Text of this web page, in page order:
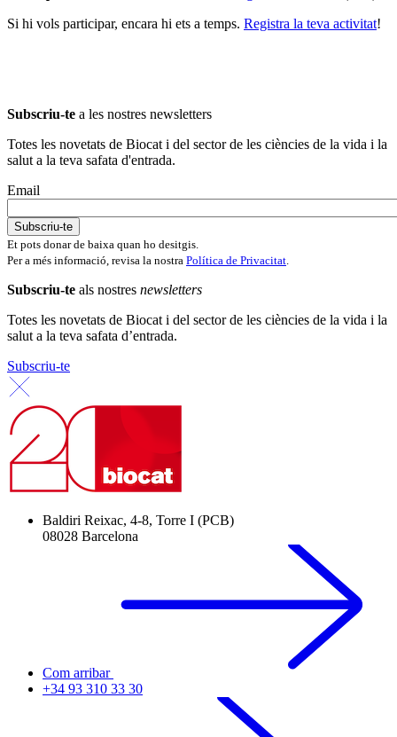
Si hi vols participar, encara hi ets a temps. Registra la teva activitat!
Subscriu-te a les nostres newsletters
Totes les novetats de Biocat i del sector de les ciències de la vida i la
salut a la teva safata d'entrada.
Email
Et pots donar de baixa quan ho desitgis.
Per a més informació, revisa la nostra Política de Privacitat.
Subscriu-te als nostres newsletters
Totes les novetats de Biocat i del sector de les ciències de la vida i la
salut a la teva safata d’entrada.
Subscriu-te
Baldiri Reixac, 4-8, Torre I (PCB)
08028 Barcelona
Com arribar
+34 93 310 33 30